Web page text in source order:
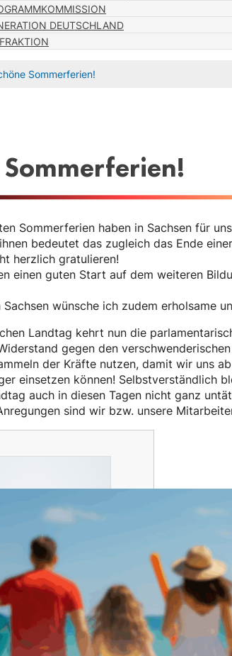
DEUTSCHLAND
Sommerferien!
Sommerferien!
Sommerferien haben in Sachsen für
bedeutet das zugleich das Ende
herzlich gratulieren!
einen guten Start auf dem weiteren
Sachsen wünsche ich zudem erholsame
Landtag kehrt nun die
gegen den
der Kräfte nutzen, damit wir uns
einsetzen können! Selbstverständlich
auch in diesen Tagen nicht ganz
sind wir bzw. unsere